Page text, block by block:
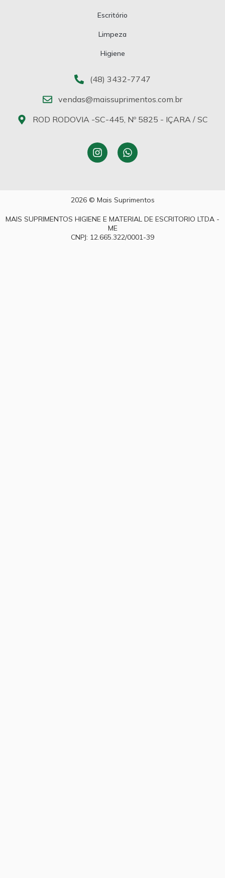
Escritório
Limpeza
Higiene
(48) 3432-7747
vendas@maissuprimentos.com.br
ROD RODOVIA -SC-445, Nº 5825 - IÇARA / SC
2026 © Mais Suprimentos
MAIS SUPRIMENTOS HIGIENE E MATERIAL DE ESCRITORIO LTDA -
ME
CNPJ: 12.665.322/0001-39